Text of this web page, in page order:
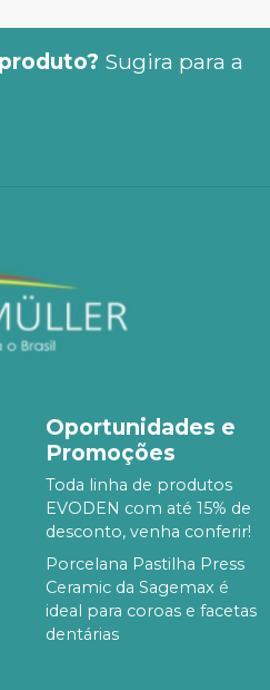
Sugira para a
Oportunidades e
Promoções
Toda linha de produtos
EVODEN com até 15% de
desconto, venha conferir!
Porcelana Pastilha Press
Ceramic da Sagemax é
ideal para coroas e facetas
dentárias